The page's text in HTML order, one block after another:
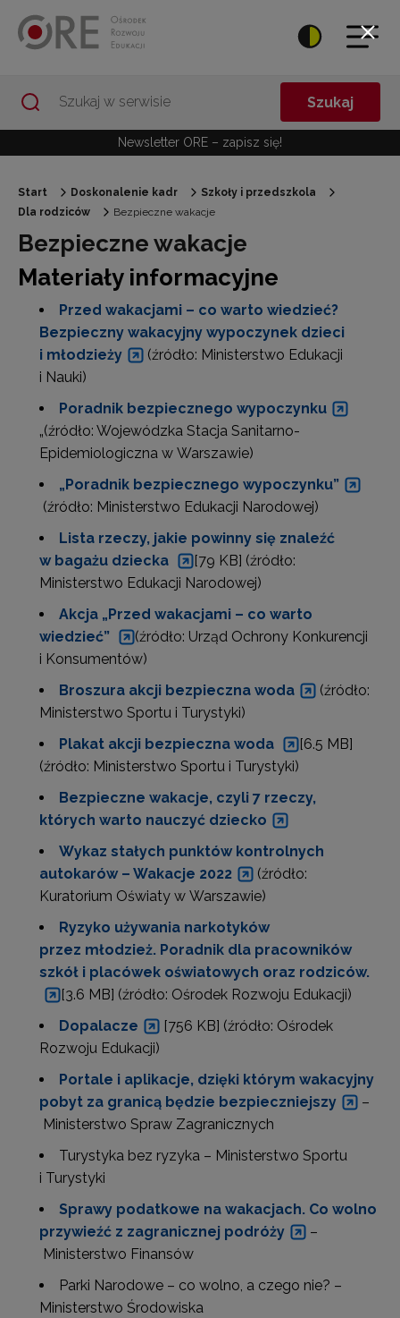
Szukaj
Newsletter ORE – zapisz się!
Start Doskonalenie kadr
Szkoły i przedszkola
Dla rodziców
Bezpieczne wakacje
Bezpieczne wakacje
Materiały informacyjne
Przed wakacjami – co warto wiedzieć?
Bezpieczny wakacyjny wypoczynek dzieci
i młodzieży
(źródło: Ministerstwo Edukacji
i Nauki)
Poradnik bezpiecznego wypoczynku
„(źródło: Wojewódzka Stacja Sanitarno-
Epidemiologiczna w Warszawie)
„Poradnik bezpiecznego wypoczynku”
(źródło: Ministerstwo Edukacji Narodowej)
Lista rzeczy, jakie powinny się znaleźć
w bagażu dziecka
[79 KB] (źródło:
Ministerstwo Edukacji Narodowej)
Akcja „Przed wakacjami – co warto
wiedzieć”
(źródło: Urząd Ochrony Konkurencji
i Konsumentów)
Broszura akcji bezpieczna woda
(źródło:
Ministerstwo Sportu i Turystyki)
Plakat akcji bezpieczna woda
[6.5 MB]
(źródło: Ministerstwo Sportu i Turystyki)
Bezpieczne wakacje, czyli 7 rzeczy,
których warto nauczyć dziecko
Wykaz stałych punktów kontrolnych
autokarów – Wakacje 2022
(źródło:
Kuratorium Oświaty w Warszawie)
Ryzyko używania narkotyków
przez młodzież. Poradnik dla pracowników
szkół i placówek oświatowych oraz rodziców.
[3.6 MB] (źródło: Ośrodek Rozwoju Edukacji)
Dopalacze
[756 KB] (źródło: Ośrodek
Rozwoju Edukacji)
Portale i aplikacje, dzięki którym wakacyjny
pobyt za granicą będzie bezpieczniejszy
–
Ministerstwo Spraw Zagranicznych
Turystyka bez ryzyka – Ministerstwo Sportu
i Turystyki
Sprawy podatkowe na wakacjach. Co wolno
przywieźć z zagranicznej podróży
–
Ministerstwo Finansów
Parki Narodowe – co wolno, a czego nie? –
Ministerstwo Środowiska